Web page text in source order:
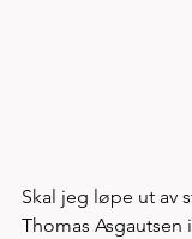
Skal jeg løpe ut av
Thomas